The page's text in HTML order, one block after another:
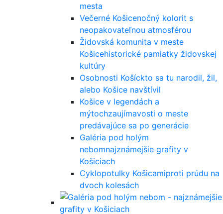
mesta
Večerné Košicenočný kolorit s
neopakovateľnou atmosférou
Židovská komunita v meste
Košicehistorické pamiatky židovskej
kultúry
Osobnosti Košíckto sa tu narodil, žil,
alebo Košice navštívil
Košice v legendách a
mýtochzaujímavosti o meste
predávajúce sa po generácie
Galéria pod holým
nebomnajznámejšie grafity v
Košiciach
Cyklopotulky Košicamiproti prúdu na
dvoch kolesách